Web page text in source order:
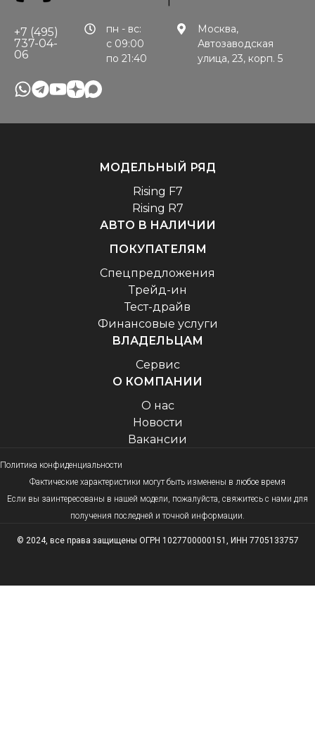
+7 (495)
737-04-
06
пн - вс:
с 09:00
по 21:40
Москва,
Автозаводская
улица, 23, корп. 5
МОДЕЛЬНЫЙ РЯД
Rising F7
Rising R7
АВТО В НАЛИЧИИ
ПОКУПАТЕЛЯМ
Спецпредложения
Трейд-ин
Тест-драйв
Финансовые услуги
ВЛАДЕЛЬЦАМ
Сервис
O КОМПАНИИ
О нас
Новости
Вакансии
Политика конфиденциальности
Фактические характеристики могут быть изменены в любое время
Если вы заинтересованы в нашей модели, пожалуйста, свяжитесь с нами для
получения последней и точной информации.
© 2024, все права защищены ОГРН 1027700000151, ИНН 7705133757